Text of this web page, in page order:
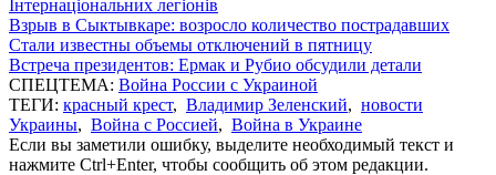
Інтернаціональних легіонів
Взрыв в Сыктывкаре: возросло количество пострадавших
Стали известны объемы отключений в пятницу
Встреча президентов: Ермак и Рубио обсудили детали
СПЕЦТЕМА: Война России с Украиной
ТЕГИ: красный крест, Владимир Зеленский, новости
Украины, Война с Россией, Война в Украине
Если вы заметили ошибку, выделите необходимый текст и
нажмите Ctrl+Enter, чтобы сообщить об этом редакции.